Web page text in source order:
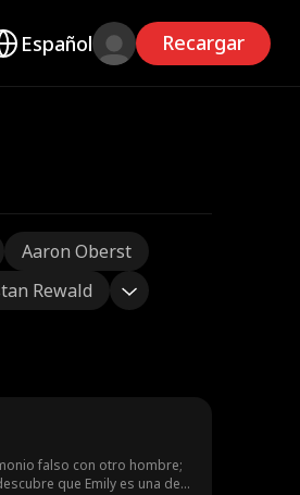
Español Recargar
Aaron Oberst
Rewald
falso con otro hombre;
que Emily es una de